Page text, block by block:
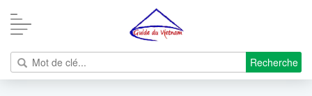
Recherche